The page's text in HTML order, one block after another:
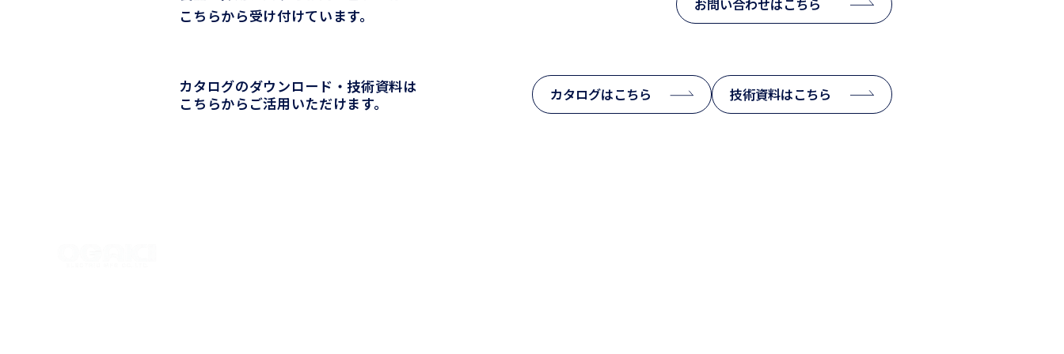
こちらから受け付けています。
お問い合わせはこちら
カタログのダウンロード・技術資料は
こちらからご活用いただけます。
カタログはこちら 技術資料はこちら